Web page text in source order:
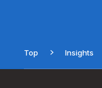
Top Insights